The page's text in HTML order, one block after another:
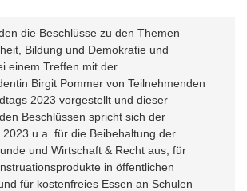
die Beschlüsse zu den Themen
Bildung und Demokratie und
einem Treffen mit der
Birgit Pommer von Teilnehmenden
2023 vorgestellt und dieser
Beschlüssen spricht sich der
u.a. für die Beibehaltung der
und Wirtschaft & Recht aus, für
in öffentlichen
für kostenfreies Essen an Schulen